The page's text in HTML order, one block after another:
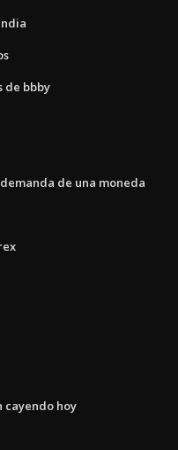
de bbby
de una moneda
cayendo hoy